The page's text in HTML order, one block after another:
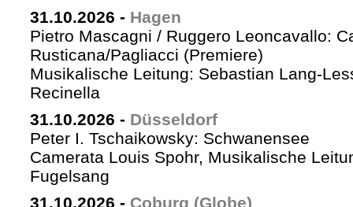
31.10.2026 - Hagen
Pietro Mascagni / Ruggero Leoncavallo:
Rusticana/Pagliacci (Premiere)
Musikalische Leitung: Sebastian Lang-
Recinella
31.10.2026 - Düsseldorf
Peter I. Tschaikowsky: Schwanensee
Camerata Louis Spohr, Musikalische
Fugelsang
31.10.2026 - Coburg (Globe)